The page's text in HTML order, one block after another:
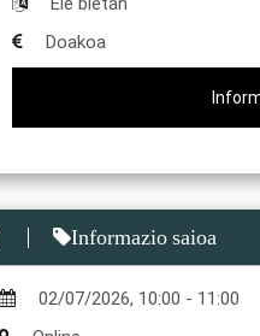
Doakoa
Informazio saioa
02/07/2026, 10:00 - 11:00